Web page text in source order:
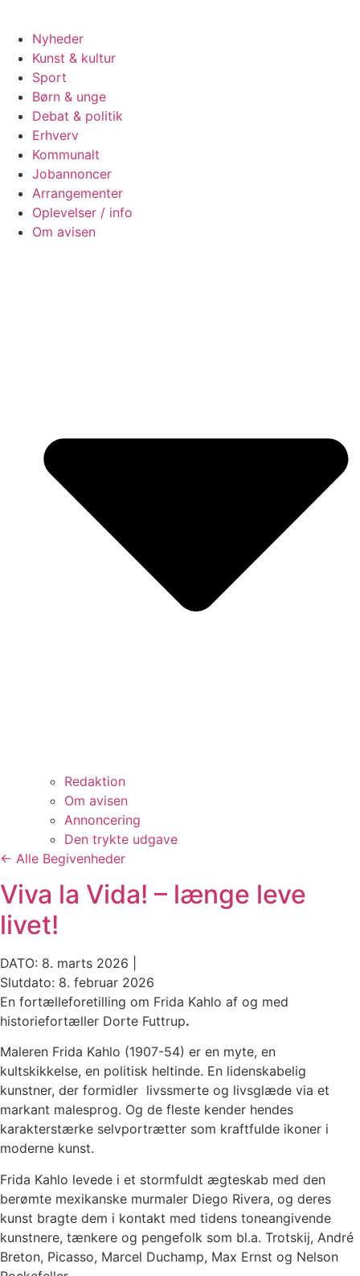
Nyheder
Kunst & kultur
Sport
Børn & unge
Debat & politik
Erhverv
Kommunalt
Jobannoncer
Arrangementer
Oplevelser / info
Om avisen
Redaktion
Om avisen
Annoncering
Den trykte udgave
← Alle Begivenheder
Viva la Vida! – længe leve
livet!
DATO: 8. marts 2026 |
Slutdato: 8. februar 2026
En fortælleforetilling om Frida Kahlo af og med
historiefortæller Dorte Futtrup.
Maleren Frida Kahlo (1907-54) er en myte, en
kultskikkelse, en politisk heltinde. En lidenskabelig
kunstner, der formidler livssmerte og livsglæde via et
markant malesprog. Og de fleste kender hendes
karakterstærke selvportrætter som kraftfulde ikoner i
moderne kunst.
Frida Kahlo levede i et stormfuldt ægteskab med den
berømte mexikanske murmaler Diego Rivera, og deres
kunst bragte dem i kontakt med tidens toneangivende
kunstnere, tænkere og pengefolk som bl.a. Trotskij, André
Breton, Picasso, Marcel Duchamp, Max Ernst og Nelson